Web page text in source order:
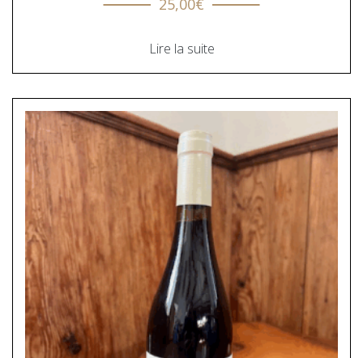
Lire la suite